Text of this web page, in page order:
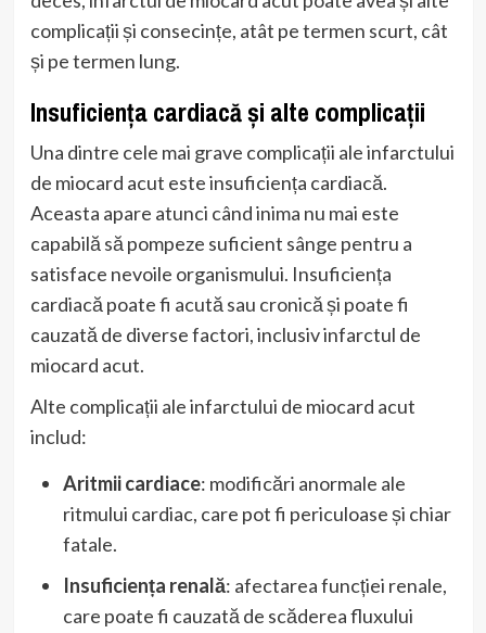
complicații și consecințe, atât pe termen scurt, cât
și pe termen lung.
Insuficiența cardiacă și alte complicații
Una dintre cele mai grave complicații ale infarctului
de miocard acut este insuficiența cardiacă.
Aceasta apare atunci când inima nu mai este
capabilă să pompeze suficient sânge pentru a
satisface nevoile organismului. Insuficiența
cardiacă poate fi acută sau cronică și poate fi
cauzată de diverse factori, inclusiv infarctul de
miocard acut.
Alte complicații ale infarctului de miocard acut
includ:
Aritmii cardiace: modificări anormale ale
ritmului cardiac, care pot fi periculoase și chiar
fatale.
Insuficiența renală: afectarea funcției renale,
care poate fi cauzată de scăderea fluxului